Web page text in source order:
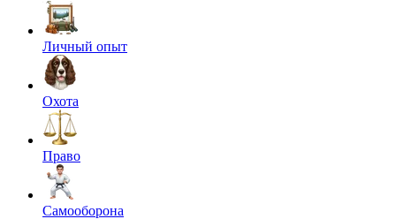
Личный опыт
Охота
Право
Самооборона